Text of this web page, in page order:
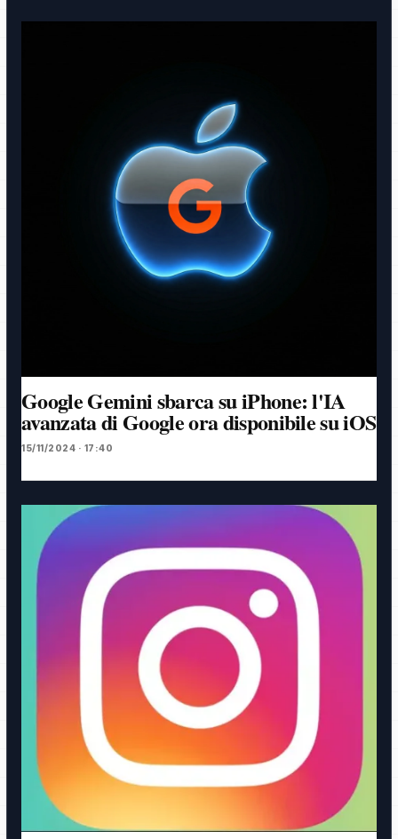
Google Gemini sbarca su iPhone: l'IA
avanzata di Google ora disponibile su iOS
15/11/2024 · 17:40